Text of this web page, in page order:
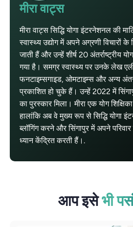
मीरा वाट्स
मीरा वाट्स सिद्धि योगा इंटरनेशनल की
स्वास्थ्य उद्योग में अपने अग्रणी विचारों के
जाती हैं और उन्हें शीर्ष 20 अंतर्राष्ट्रीय
गया है। समग्र स्वास्थ्य पर उनके लेख
फनटाइम्सगाइड, ओमटाइम्स और अन्य
प्रकाशित हो चुके हैं। उन्हें 2022 में
का पुरस्कार मिला। मीरा एक योग
हालांकि अब वे मुख्य रूप से सिद्धि योगा
ब्लॉगिंग करने और सिंगापुर में अपने
ध्यान केंद्रित करती हैं।.
आप इसेभी